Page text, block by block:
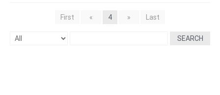
First « 4 » Last
SEARCH